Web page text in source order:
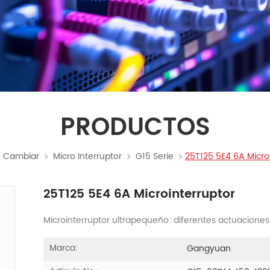
PRODUCTOS
Cambiar Micro Interruptor G15 Serie 25T125 5E4 6A
25T125 5E4 6A Microinterruptor
Microinterruptor ultrapequeño: diferentes
Marca:
Gangyuan